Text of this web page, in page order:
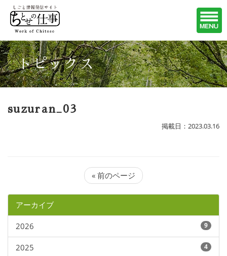
トピックス
suzuran_03
掲載日：2023.03.16
« 前のページ
アーカイブ
2026 9
2025 4